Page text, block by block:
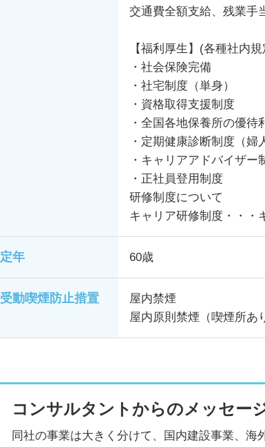
交通費全額支給、残業手
【福利厚生】(各種社内
・社会保険完備
・社宅制度（単身）
・資格取得支援制度
・全国各地保養所の優待
・定期健康診断制度（婦
・キャリアアドバイザー
・正社員登用制度
研修制度について
キャリア研修制度・・・
定年 60歳
受動喫煙防止措置
屋内禁煙
屋内原則禁煙（喫煙所あ
コンサルタントからのメッセー
同社の事業は大きく分けて、国内建設事業、